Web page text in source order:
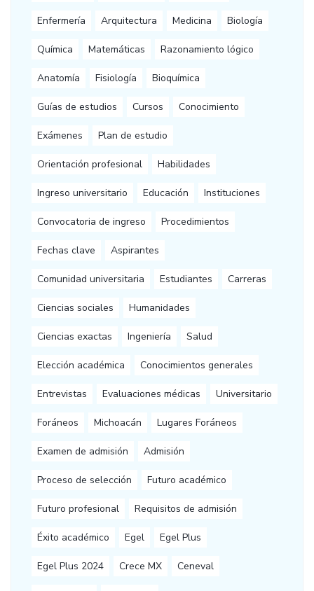
Enfermería Arquitectura Medicina Biología
Química Matemáticas Razonamiento lógico
Anatomía Fisiología Bioquímica
Guías de estudios Cursos Conocimiento
Exámenes Plan de estudio
Orientación profesional Habilidades
Ingreso universitario Educación Instituciones
Convocatoria de ingreso Procedimientos
Fechas clave Aspirantes
Comunidad universitaria Estudiantes Carreras
Ciencias sociales Humanidades
Ciencias exactas Ingeniería Salud
Elección académica Conocimientos generales
Entrevistas Evaluaciones médicas Universitario
Foráneos Michoacán Lugares Foráneos
Examen de admisión Admisión
Proceso de selección Futuro académico
Futuro profesional Requisitos de admisión
Éxito académico Egel Egel Plus
Egel Plus 2024 Crece MX Ceneval